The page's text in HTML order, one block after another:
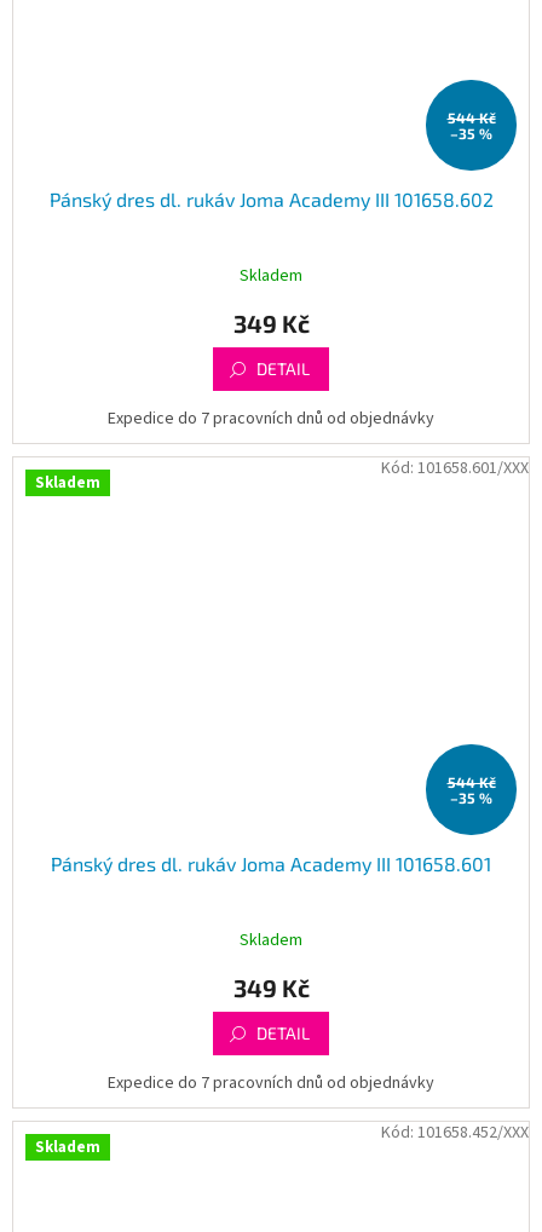
544 Kč
–35 %
Pánský dres dl. rukáv Joma Academy III 101658.602
Skladem
349 Kč
DETAIL
Expedice do 7 pracovních dnů od objednávky
Skladem
544 Kč
–35 %
Pánský dres dl. rukáv Joma Academy III 101658.601
Skladem
349 Kč
DETAIL
Expedice do 7 pracovních dnů od objednávky
Kód: 101658.601/XXX
Skladem
Kód: 101658.452/XXX